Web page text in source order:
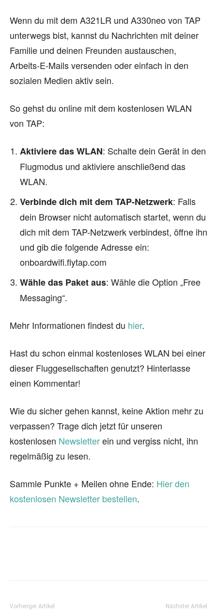
Wenn du mit dem A321LR und A330neo von TAP
unterwegs bist, kannst du Nachrichten mit deiner
Familie und deinen Freunden austauschen,
Arbeits-E-Mails versenden oder einfach in den
sozialen Medien aktiv sein.
So gehst du online mit dem kostenlosen WLAN
von TAP:
Aktiviere das WLAN: Schalte dein Gerät in den
Flugmodus und aktiviere anschließend das
WLAN.
Verbinde dich mit dem TAP-Netzwerk: Falls
dein Browser nicht automatisch startet, wenn du
dich mit dem TAP-Netzwerk verbindest, öffne ihn
und gib die folgende Adresse ein:
onboardwifi.flytap.com
Wähle das Paket aus: Wähle die Option „Free
Messaging“.
Mehr Informationen findest du hier.
Hast du schon einmal kostenloses WLAN bei einer
dieser Fluggesellschaften genutzt? Hinterlasse
einen Kommentar!
Wie du sicher gehen kannst, keine Aktion mehr zu
verpassen? Trage dich jetzt für unseren
kostenlosen Newsletterein und vergiss nicht, ihn
regelmäßig zu lesen.
Sammle Punkte + Meilen ohne Ende: Hier den
kostenlosen Newsletter bestellen.
Vorheriger Artikel Nächster Artikel